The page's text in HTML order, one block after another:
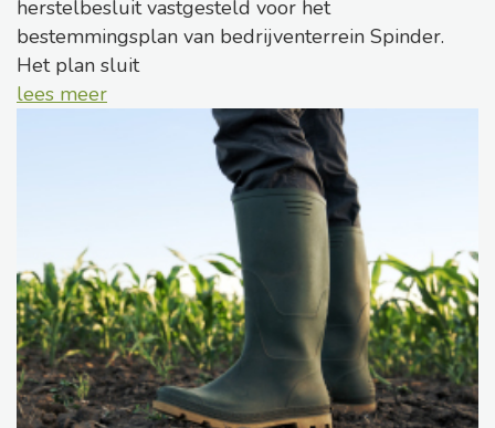
herstelbesluit vastgesteld voor het
bestemmingsplan van bedrijventerrein Spinder.
Het plan sluit
lees meer